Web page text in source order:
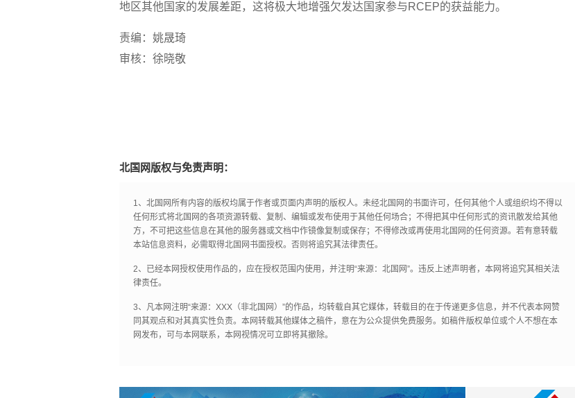
地区其他国家的发展差距，这将极大地增强欠发达国家参与RCEP的获益能力。
责编：姚晟琦
审核：徐晓敬
北国网版权与免责声明：
1、北国网所有内容的版权均属于作者或页面内声明的版权人。未经北国网的书面许可，任何其他个人或组织均不得以
任何形式将北国网的各项资源转载、复制、编辑或发布使用于其他任何场合；不得把其中任何形式的资讯散发给其他
方，不可把这些信息在其他的服务器或文档中作镜像复制或保存；不得修改或再使用北国网的任何资源。若有意转载
本站信息资料，必需取得北国网书面授权。否则将追究其法律责任。
2、已经本网授权使用作品的，应在授权范围内使用，并注明“来源：北国网”。违反上述声明者，本网将追究其相关法
律责任。
3、凡本网注明“来源：XXX（非北国网）”的作品，均转载自其它媒体，转载目的在于传递更多信息，并不代表本网赞
同其观点和对其真实性负责。本网转载其他媒体之稿件，意在为公众提供免费服务。如稿件版权单位或个人不想在本
网发布，可与本网联系，本网视情况可立即将其撤除。